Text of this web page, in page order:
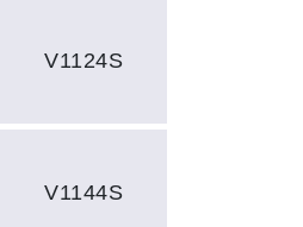
V1124S
V1144S